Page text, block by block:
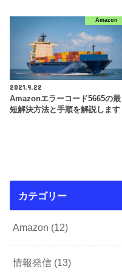
Amazon
2021.9.22
Amazonエラーコード5665の最
短解決方法と手順を解説します
カテゴリー
Amazon (12)
情報発信 (13)